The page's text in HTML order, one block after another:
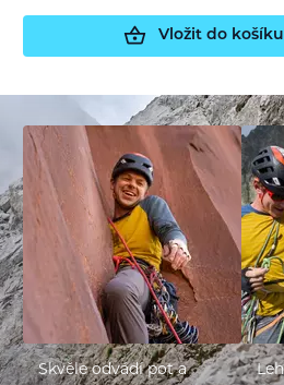
Vložit do košíku
Skvěle odvádí pot a